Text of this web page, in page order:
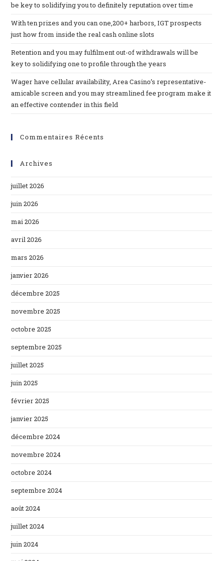
be key to solidifying you to definitely reputation over time
With ten prizes and you can one,200+ harbors, IGT prospects
just how from inside the real cash online slots
Retention and you may fulfilment out-of withdrawals will be
key to solidifying one to profile through the years
Wager have cellular availability, Area Casino’s representative-
amicable screen and you may streamlined fee program make it
an effective contender in this field
Commentaires Récents
Archives
juillet 2026
juin 2026
mai 2026
avril 2026
mars 2026
janvier 2026
décembre 2025
novembre 2025
octobre 2025
septembre 2025
juillet 2025
juin 2025
février 2025
janvier 2025
décembre 2024
novembre 2024
octobre 2024
septembre 2024
août 2024
juillet 2024
juin 2024